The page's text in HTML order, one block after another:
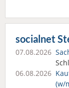
socialnet
07.08.2026
06.08.2026
(w/